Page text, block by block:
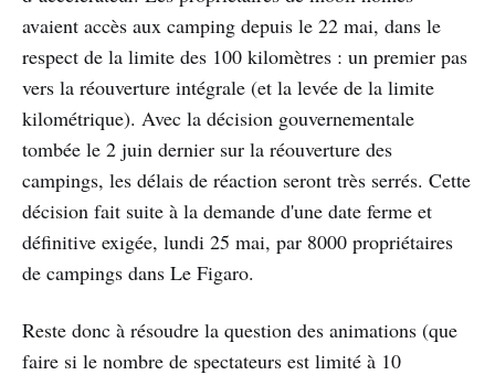
avaient accès aux camping depuis le 22 mai, dans le
respect de la limite des 100 kilomètres : un premier pas
vers la réouverture intégrale (et la levée de la limite
kilométrique). Avec la décision gouvernementale
tombée le 2 juin dernier sur la réouverture des
campings, les délais de réaction seront très serrés. Cette
décision fait suite à la demande d'une date ferme et
définitive exigée, lundi 25 mai, par 8000 propriétaires
de campings dans Le Figaro.
Reste donc à résoudre la question des animations (que
faire si le nombre de spectateurs est limité à 10